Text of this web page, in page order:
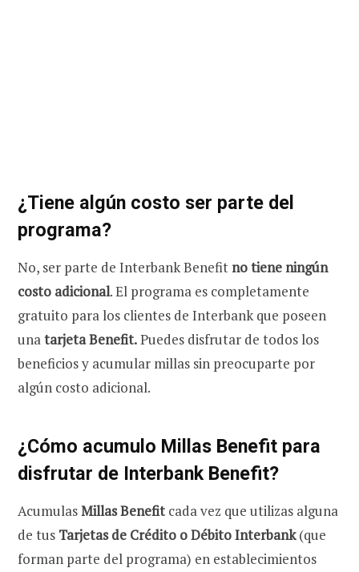
¿Tiene algún costo ser parte del
programa?
No, ser parte de Interbank Benefitno tiene ningún
costo adicional. El programa es completamente
gratuito para los clientes de Interbank que poseen
unatarjeta Benefit.Puedes disfrutar de todos los
beneficios y acumular millas sin preocuparte por
algún costo adicional.
¿Cómo acumulo Millas Benefit para
disfrutar de Interbank Benefit?
AcumulasMillas Benefitcada vez que utilizas alguna
de tus Tarjetas de Crédito o Débito Interbank(que
forman parte del programa) en establecimientos